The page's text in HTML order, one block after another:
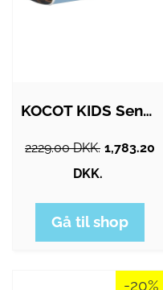
KOCOT KIDS Seng babydreams blå skib uden…
2229.00 DKK. 1,783.20
DKK.
Gå til shop
-20%